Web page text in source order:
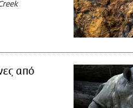
Radio Lifo
λόγια
Ζούμε, ρε!
Lgbtqi+
Επιλογές
από